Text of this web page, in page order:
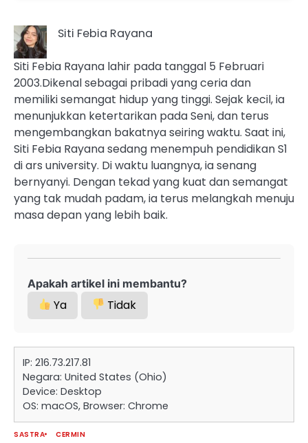
Siti Febia Rayana
Siti Febia Rayana lahir pada tanggal 5 Februari
2003.Dikenal sebagai pribadi yang ceria dan
memiliki semangat hidup yang tinggi. Sejak kecil, ia
menunjukkan ketertarikan pada Seni, dan terus
mengembangkan bakatnya seiring waktu. Saat ini,
Siti Febia Rayana sedang menempuh pendidikan S1
di ars university. Di waktu luangnya, ia senang
bernyanyi. Dengan tekad yang kuat dan semangat
yang tak mudah padam, ia terus melangkah menuju
masa depan yang lebih baik.
Apakah artikel ini membantu?
Ya Tidak
IP: 216.73.217.81
Negara: United States (Ohio)
Device: Desktop
OS: macOS, Browser: Chrome
SASTRA CERMIN